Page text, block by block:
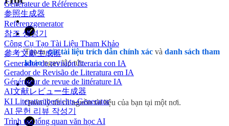
Générateur de Références
参照生成器
Referenzgenerator
참조 생성기
Công Cụ Tạo Tài Liệu Tham Khảo
參考文獻生成器
Generador de revisión literaria con IA
Gerador de Revisão de Literatura em IA
Générateur de revue de littérature IA
AI文献レビュー生成器
KI Literaturübersichts-Generator
AI 문헌 리뷰 작성기
Trình tạo tổng quan văn học AI
Tạo racác tài liệu trích dẫn chính xác và danh sách tham
khảongay lập tức.
Quản lý tất cả nguồn tài liệu của bạn tại một nơi.